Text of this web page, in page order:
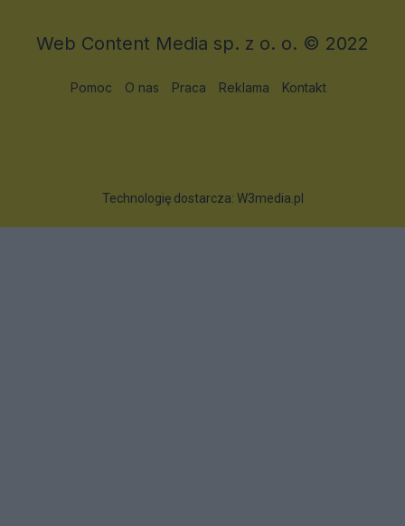
Web Content Media sp. z o. o. © 2022
Pomoc O nas Praca Reklama Kontakt
Technologię dostarcza: W3media.pl